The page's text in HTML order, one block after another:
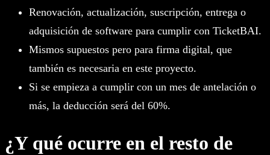
Renovación, actualización, suscripción, entrega o
adquisición de software para cumplir con TicketBAI.
Mismos supuestos pero para firma digital, que
también es necesaria en este proyecto.
Si se empieza a cumplir con un mes de antelación o
más, la deducción será del 60%.
¿Y qué ocurre en el resto de